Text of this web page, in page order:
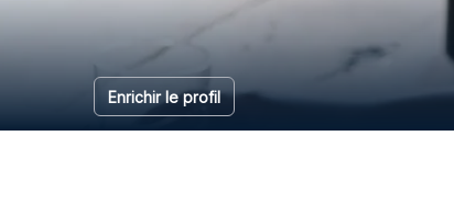
Enrichir le profil